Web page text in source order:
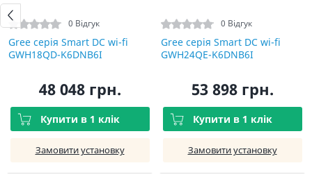
0 Відгук
Gree серія Smart DC wi-fi
GWH18QD-K6DNB6I
48 048 грн.
Купити в 1 клік
Замовити установку
0 Відгук
Gree серія Smart DC wi-fi
GWH24QE-K6DNB6I
53 898 грн.
Купити в 1 клік
Замовити установку